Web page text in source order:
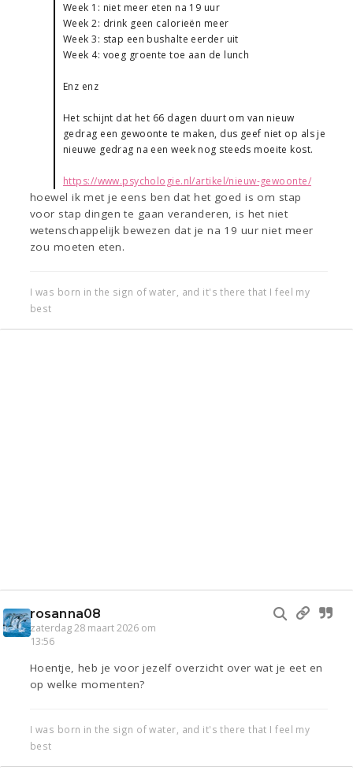
Week 1: niet meer eten na 19 uur
Week 2: drink geen calorieën meer
Week 3: stap een bushalte eerder uit
Week 4: voeg groente toe aan de lunch
Enz enz
Het schijnt dat het 66 dagen duurt om van nieuw
gedrag een gewoonte te maken, dus geef niet op als je
nieuwe gedrag na een week nog steeds moeite kost.
https://www.psychologie.nl/artikel/nieuw-gewoonte/
hoewel ik met je eens ben dat het goed is om stap
voor stap dingen te gaan veranderen, is het niet
wetenschappelijk bewezen dat je na 19 uur niet meer
zou moeten eten.
I was born in the sign of water, and it's there that I feel my
best
rosanna08
zaterdag 28 maart 2026 om
13:56
Hoentje, heb je voor jezelf overzicht over wat je eet en
op welke momenten?
I was born in the sign of water, and it's there that I feel my
best